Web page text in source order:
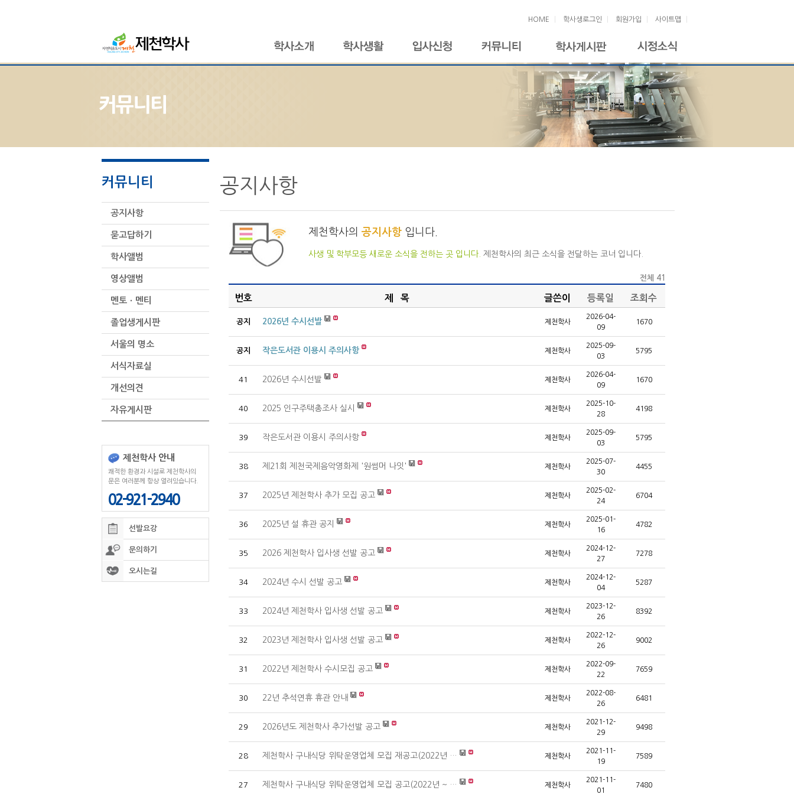
HOME 학사생로그인 회원가입 사이트맵
커뮤니티
커뮤니티
공지사항
묻고답하기
학사앨범
영상앨범
멘토ㆍ멘티
졸업생게시판
서울의 명소
서식자료실
개선의견
자유게시판
제천학사 안내
쾌적한 환경과 시설로 제천학사의
문은 여러분께 항상 열려있습니다.
02-921-2940
선발요강
문의하기
오시는길
공지사항
제천학사의 공지사항 입니다.
사생 및 학부모등 새로운 소식을 전하는 곳 입니다. 제천학사의 최근 소식을 전달하는 코너 입니다.
전체 41
번호 제 목 글쓴이 등록일 조회수
공지 2026년 수시선발 제천학사
2026-04-
09
1670
공지 작은도서관 이용시 주의사항 제천학사
2025-09-
03
5795
41 2026년 수시선발 제천학사
2026-04-
09
1670
40 2025 인구주택총조사 실시 제천학사
2025-10-
28
4198
39 작은도서관 이용시 주의사항 제천학사
2025-09-
03
5795
38 제21회 제천국제음악영화제 '원썸머 나잇' 제천학사
2025-07-
30
4455
37 2025년 제천학사 추가 모집 공고 제천학사
2025-02-
24
6704
36 2025년 설 휴관 공지 제천학사
2025-01-
16
4782
35 2026 제천학사 입사생 선발 공고 제천학사
2024-12-
27
7278
34 2024년 수시 선발 공고 제천학사
2024-12-
04
5287
33 2024년 제천학사 입사생 선발 공고 제천학사
2023-12-
26
8392
32 2023년 제천학사 입사생 선발 공고 제천학사
2022-12-
26
9002
31 2022년 제천학사 수시모집 공고 제천학사
2022-09-
22
7659
30 22년 추석연휴 휴관 안내 제천학사
2022-08-
26
6481
29 2026년도 제천학사 추가선발 공고 제천학사
2021-12-
29
9498
28 제천학사 구내식당 위탁운영업체 모집 재공고(2022년 … 제천학사
2021-11-
19
7589
27 제천학사 구내식당 위탁운영업체 모집 공고(2022년 ~ … 제천학사
2021-11-
01
7480